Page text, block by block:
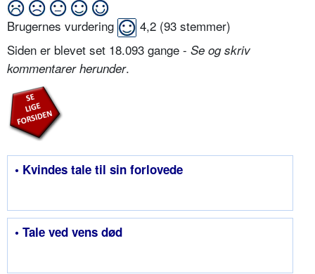
Brugernes vurdering 4,2 (93 stemmer)
Siden er blevet set 18.093 gange - Se og skriv
kommentarer herunder.
• Kvindes tale til sin forlovede
• Tale ved vens død